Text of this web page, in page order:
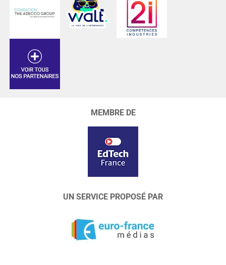
MEMBRE DE
UN SERVICE PROPOSÉ PAR